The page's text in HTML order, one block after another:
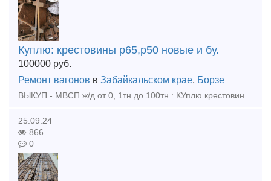
Куплю: крестовины р65,р50 новые и бу.
100000 руб.
Ремонт вагонов в Забайкальском крае, Борзе
ВЫКУП - МВСП ж/д от 0, 1тн до 100тн : КУплю крестовины р65 р50 , любой обьем! Куплю - подкладки КБ65, КД65, Д65, ДН6-65, СК65, СД65 новые, бу Куплю - накладки 1р65, 2р65 новые, бу Куплю
25.09.24
866
0